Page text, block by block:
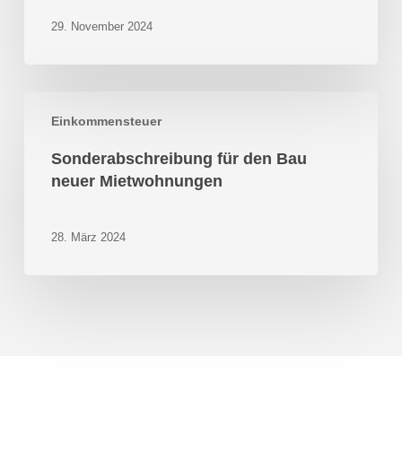
29. November 2024
Einkommensteuer
neuer
Sonderabschreibung für den Bau
neuer Mietwohnungen
28. März 2024